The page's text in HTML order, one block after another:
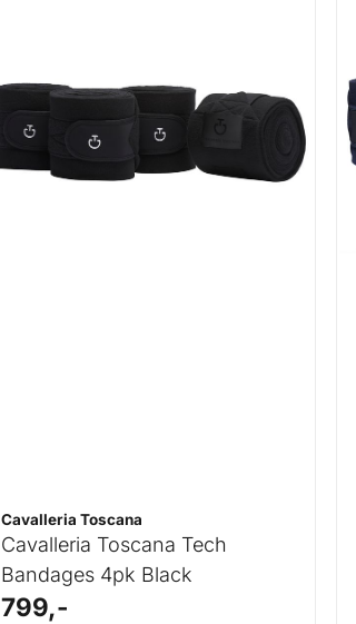
Cavalleria Toscana
Cavalleria Toscana Tech
Bandages 4pk Black
799,-